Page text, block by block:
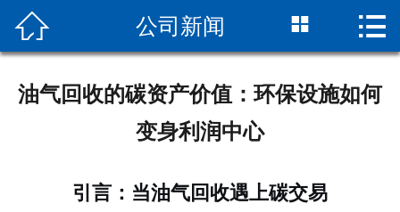
网站首页
企业资质
 公司新闻  
油气回收的碳资产价值：环保设施如何
变身利润中心
引言：当油气回收遇上碳交易